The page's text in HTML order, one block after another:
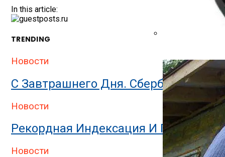
In this article:
TRENDING
Новости
С Завтрашнего Дня. Сбербанк
Новости
Рекордная Индексация И
Новости